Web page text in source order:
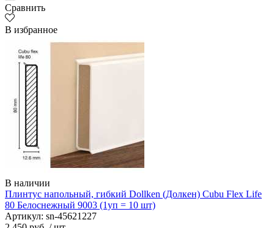
Сравнить
В избранное
В наличии
Плинтус напольный, гибкий Dollken (Долкен) Cubu Flex Life
80 Белоснежный 9003 (1уп = 10 шт)
Артикул: sn-45621227